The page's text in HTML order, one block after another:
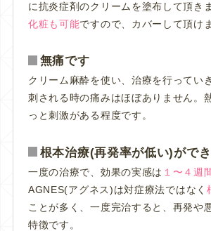
に抗炎症剤のクリームを塗布して頂き
化粧も可能ですので、カバーして頂け
無痛です
クリーム麻酔を使い、治療を行ってい
刺される時の痛みはほぼありません。
っと刺激がある程度です。
根本治療(再発率が低い)がで
一度の治療で、効果の実感は １〜４週
AGNES(アグネス)は対症療法ではなく
ことが多く、一度完治すると、再発や
特徴です。